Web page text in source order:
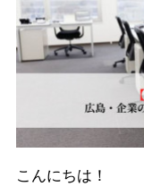
こんにちは！